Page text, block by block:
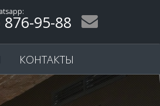
:
876-95-88
КОНТАКТЫ